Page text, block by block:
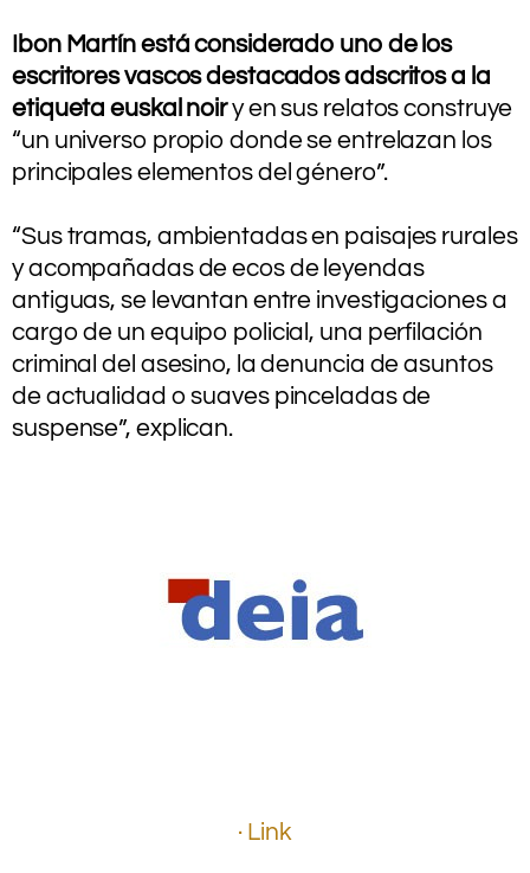
Ibon Martín está considerado uno de los
escritores vascos destacados adscritos a la
etiqueta euskal noiry en sus relatos construye
“un universo propio donde se entrelazan los
principales elementos del género”.
“Sus tramas, ambientadas en paisajes rurales
y acompañadas de ecos de leyendas
antiguas, se levantan entre investigaciones a
cargo de un equipo policial, una perfilación
criminal del asesino, la denuncia de asuntos
de actualidad o suaves pinceladas de
suspense”, explican.
· Link